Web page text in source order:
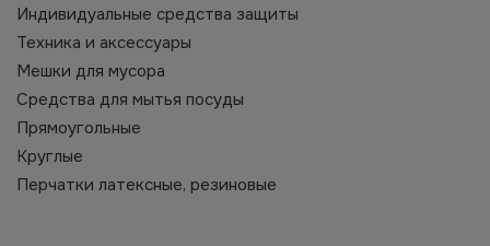
Индивидуальные средства защиты
Техника и аксессуары
Мешки для мусора
Средства для мытья посуды
Прямоугольные
Круглые
Перчатки латексные, резиновые